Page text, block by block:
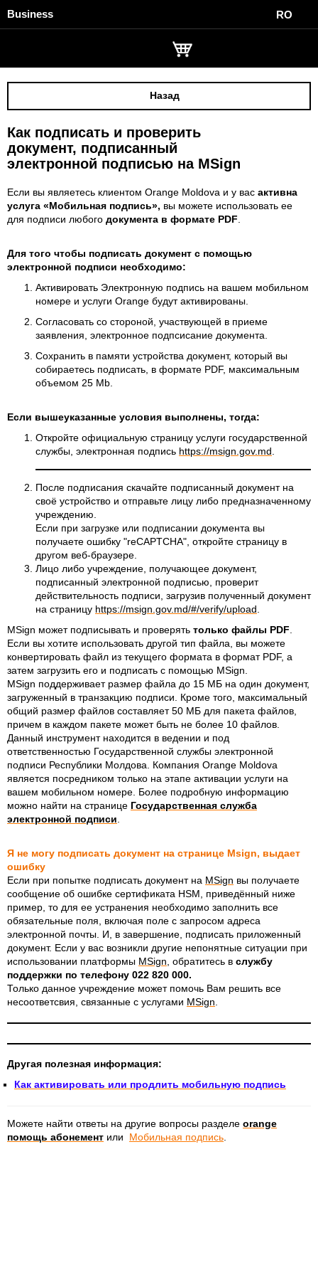
Business RO
Назад
Как подписать и проверить
документ, подписанный
электронной подписью на MSign
Если вы являетесь клиентом Orange Moldova и у вас активна
услуга «Мобильная подпись», вы можете использовать ее
для подписи любого документа в формате PDF
Для того чтобы подписать документ с помощью
электронной подписи необходимо:
Активировать Электронную подпись на вашем мобильном
номере и услуги Orange будут активированы.
Согласовать со стороной, участвующей в приеме
заявления, электронное подпсисание документа.
Сохранить в памяти устройства документ, который вы
собираетесь подписать, в формате PDF, максимальным
объемом 25 Mb.
Если вышеуказанные условия выполнены, тогда:
Откройте официальную страницу услуги государственной
службы, электронная подпись https://msign.gov.md
После подписания скачайте подписанный документ на
своё устройство и отправьте лицу либо предназначенному
учреждению.
Если при загрузке или подписании документа вы
получаете ошибку "reCAPTCHA", откройте страницу в
другом веб-браузере.
Лицо либо учреждение, получающее документ,
подписанный электронной подписью, проверит
действительность подписи, загрузив полученный документ
на страницу https://msign.gov.md/#/verify/upload
MSign может подписывать и проверять только файлы PDF
Если вы хотите использовать другой тип файла, вы можете
конвертировать файл из текущего формата в формат PDF, а
затем загрузить его и подписать с помощью MSign.
MSign поддерживает размер файла до 15 МБ на один документ,
загруженный в транзакцию подписи. Кроме того, максимальный
общий размер файлов составляет 50 МБ для пакета файлов,
причем в каждом пакете может быть не более 10 файлов.
Данный инструмент находится в ведении и под
ответственностью Государственной службы электронной
подписи Республики Молдова. Компания Orange Moldova
является посредником только на этапе активации услуги на
вашем мобильном номере. Более подробную информацию
можно найти на странице Государственная служба
электронной подписи
Я не могу подписать документ на странице Msign, выдает
ошибку
Если при попытке подписать документ на MSign вы получаете
сообщение об ошибке сертификата HSM, приведённый ниже
пример, то для ее устранения необходимо заполнить все
обязательные поля, включая поле с запросом адреса
электронной почты. И, в завершение, подписать приложенный
документ. Если у вас возникли другие непонятные ситуации при
использовании платформы MSign , обратитесь в службу
поддержки по телефону 022 820 000.
Только данное учреждение может помочь Вам решить все
несоответсвия, связанные с услугами MSign